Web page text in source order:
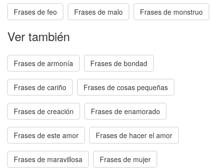
Frases de feo Frases de malo Frases de monstruo
Ver también
Frases de armonía Frases de bondad
Frases de cariño Frases de cosas pequeñas
Frases de creación Frases de enamorado
Frases de este amor Frases de hacer el amor
Frases de maravillosa Frases de mujer